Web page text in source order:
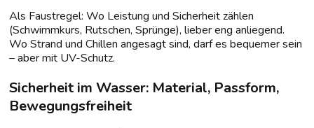
Als Faustregel: Wo Leistung und Sicherheit zählen
(Schwimmkurs, Rutschen, Sprünge), lieber eng anliegend.
Wo Strand und Chillen angesagt sind, darf es bequemer sein
– aber mit UV-Schutz.
Sicherheit im Wasser: Material, Passform,
Bewegungsfreiheit